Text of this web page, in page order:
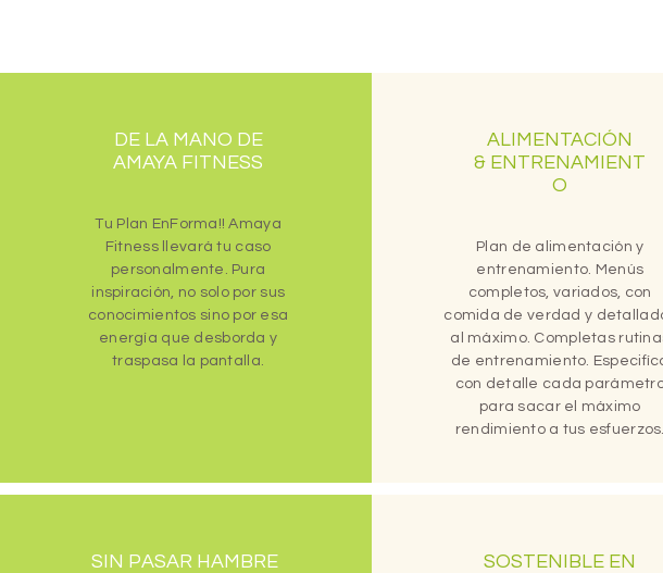
DE LA MANO DE
AMAYA FITNESS
Tu Plan EnForma!! Amaya
Fitness llevará tu caso
personalmente. Pura
inspiración, no solo por sus
conocimientos sino por esa
energía que desborda y
traspasa la pantalla.
ALIMENTACIÓN
& ENTRENAMIENT
O
Plan de alimentación y
entrenamiento. Menús
completos, variados, con
comida de verdad y
al máximo. Completas
de entrenamiento.
con detalle cada
para sacar el máximo
rendimiento a tus esfuerzos.
SIN PASAR HAMBRE
SOSTENIBLE EN